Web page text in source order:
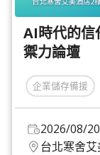
AI時代的信
禦力論壇
企業儲存備援
2026/08/
台北寒舍